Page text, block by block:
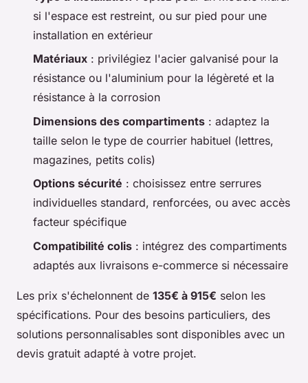
si l'espace est restreint, ou sur pied pour une
installation en extérieur
Matériaux : privilégiez l'acier galvanisé pour la
résistance ou l'aluminium pour la légèreté et la
résistance à la corrosion
Dimensions des compartiments : adaptez la
taille selon le type de courrier habituel (lettres,
magazines, petits colis)
Options sécurité : choisissez entre serrures
individuelles standard, renforcées, ou avec accès
facteur spécifique
Compatibilité colis : intégrez des compartiments
adaptés aux livraisons e-commerce si nécessaire
Les prix s'échelonnent de 135€ à 915€ selon les
spécifications. Pour des besoins particuliers, des
solutions personnalisables sont disponibles avec un
devis gratuit adapté à votre projet.